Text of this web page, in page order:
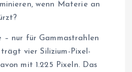
wenn Materie an
– nur für Gammastrahlen
vier Silizium-Pixel-
mit 1.225 Pixeln. Das